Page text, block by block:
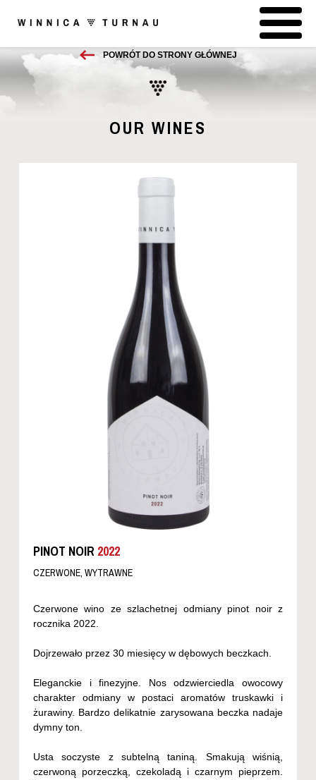
POWRÓT DO STRONY GŁÓWNEJ
OUR WINES
PINOT NOIR 2022
CZERWONE, WYTRAWNE
Czerwone wino ze szlachetnej odmiany pinot noir z
rocznika 2022.
Dojrzewało przez 30 miesięcy w dębowych beczkach.
Eleganckie i finezyjne. Nos odzwierciedla owocowy
charakter odmiany w postaci aromatów truskawki i
żurawiny. Bardzo delikatnie zarysowana beczka nadaje
dymny ton.
Usta soczyste z subtelną taniną. Smakują wiśnią,
czerwoną porzeczką, czekoladą i czarnym pieprzem.